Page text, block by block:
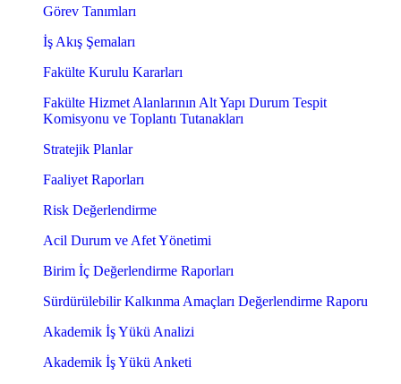
Görev Tanımları
İş Akış Şemaları
Fakülte Kurulu Kararları
Fakülte Hizmet Alanlarının Alt Yapı Durum Tespit
Komisyonu ve Toplantı Tutanakları
Stratejik Planlar
Faaliyet Raporları
Risk Değerlendirme
Acil Durum ve Afet Yönetimi
Birim İç Değerlendirme Raporları
Sürdürülebilir Kalkınma Amaçları Değerlendirme Raporu
Akademik İş Yükü Analizi
Akademik İş Yükü Anketi